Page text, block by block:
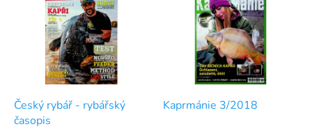
Český rybář - rybářský
časopis
Kaprmánie 3/2018